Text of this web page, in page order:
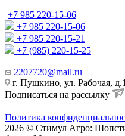
+7 985 220-15-06
+7 985 220-15-06
+7 985 220-15-21
+7 (985) 220-15-25
2207720@mail.ru
г. Пушкино, ул. Рабочая, д.1
Подписаться на рассылку
Политика
2026 © Стимул Агро: